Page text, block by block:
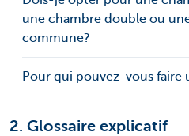
une chambre double ou
commune?
Pour qui pouvez-vous faire
2. Glossaire explicatif